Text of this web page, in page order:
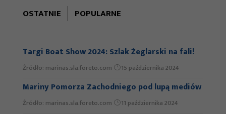
OSTATNIE POPULARNE
Źródło: SEJK Pogoń 24 września 2020
Nowe wyspy na Zalewie Szczecińskim
Źródło: Radio Szczecin / marinas.sla.foreto.com
23 września
Targi Boat Show 2024: Szlak Żeglarski na fali!
Źródło: marinas.sla.foreto.com 15 października 2024
Mariny Pomorza Zachodniego pod lupą mediów
Źródło: marinas.sla.foreto.com 11 października 2024